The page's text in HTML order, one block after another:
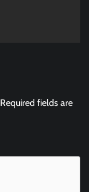
Required fields are